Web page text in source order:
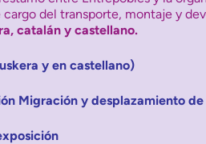
del transporte, montaje y
catalán y castellano.
y en castellano)
Migración y desplazamiento de